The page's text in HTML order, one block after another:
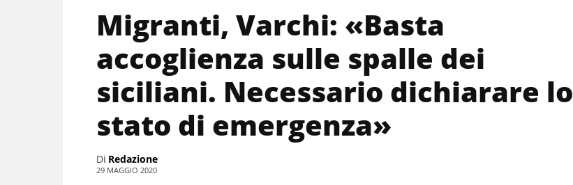
Migranti, Varchi: «Basta
accoglienza sulle spalle dei
siciliani. Necessario dichiarare lo
stato di emergenza»
Di Redazione
29 MAGGIO 2020